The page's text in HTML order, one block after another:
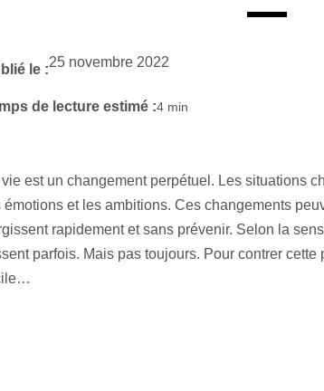
le :25 novembre 2022
de lecture estimé :4 min
vie est un changement perpétuel. Les situations
émotions et les ambitions. Ces changements
rapidement et sans prévenir. Selon la
parfois. Mais pas toujours. Pour contrer